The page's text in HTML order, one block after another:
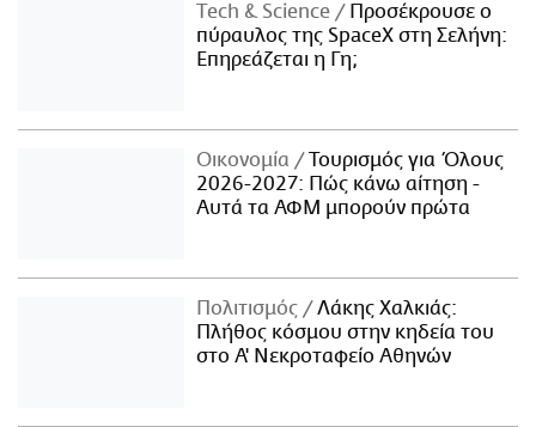
Τech & Science
Προσέκρουσε ο
πύραυλος της SpaceX στη Σελήνη:
Επηρεάζεται η Γη;
Οικονομία
Τουρισμός για Όλους
2026-2027: Πώς κάνω αίτηση -
Αυτά τα ΑΦΜ μπορούν πρώτα
Πολιτισμός
Λάκης Χαλκιάς:
Πλήθος κόσμου στην κηδεία του
στο Α' Νεκροταφείο Αθηνών